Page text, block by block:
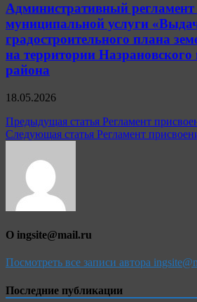
Административный регламент
муниципальной услуги
градостроительного плана
на территории
района
18.05.2026
Навигация
по
записям
Предыдущая статья Регламент
Следующая статья Регламент
О ingsite@mail.ru
Посмотреть все записи автора
Последние публикации